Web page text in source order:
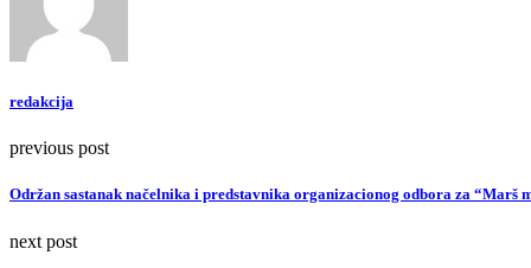
redakcija
previous post
Održan sastanak načelnika i predstavnika organizacionog odbora za “Marš
next post